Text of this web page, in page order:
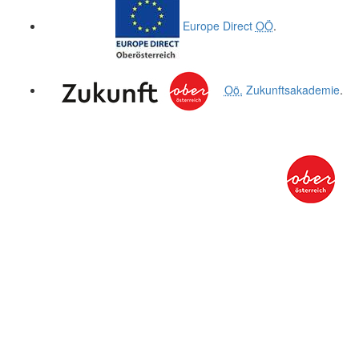
Europe Direct OÖ.
Oö. Zukunftsakademie.